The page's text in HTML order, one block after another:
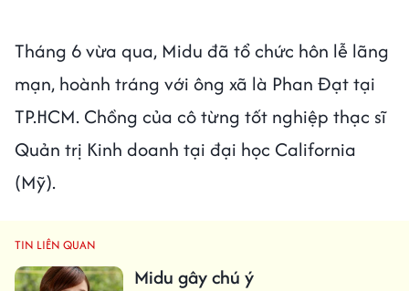
Tháng 6 vừa qua, Midu đã tổ chức hôn lễ lãng
mạn, hoành tráng với ông xã là Phan Đạt tại
TP.HCM. Chồng của cô từng tốt nghiệp thạc sĩ
Quản trị Kinh doanh tại đại học California
(Mỹ).
TIN LIÊN QUAN
Midu gây chú ý